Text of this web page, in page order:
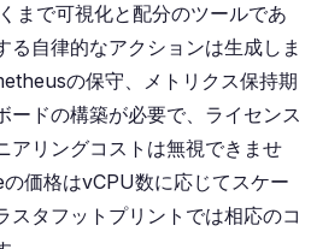
まで可視化と配分のツールであ
る自律的なアクションは生成しま
の保守、メトリクス保持期
ードの構築が必要で、ライセンス
アリングコストは無視できませ
価格はvCPU数に応じてスケー
スタフットプリントでは相応のコ